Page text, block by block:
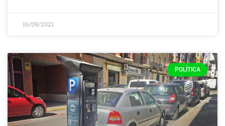
16/09/2021
POLÍTICA